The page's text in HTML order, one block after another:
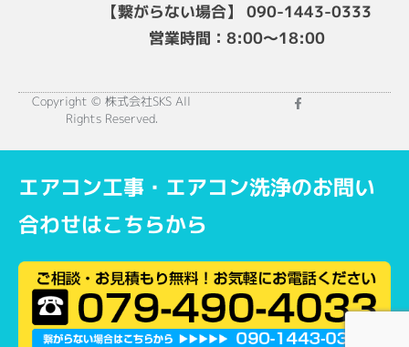
【繋がらない場合】 090-1443-0333
営業時間：8:00～18:00
Copyright © 株式会社SKS All
Rights Reserved.
エアコン工事・エアコン洗浄のお問い
合わせはこちらから